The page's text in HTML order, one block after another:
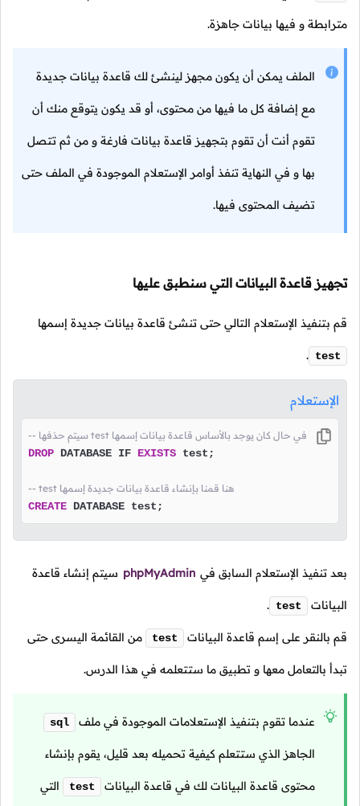
مترابطة و فيها بيانات جاهزة.
الملف يمكن أن يكون مجهز لينشئ لك قاعدة بيانات جديدة
مع إضافة كل ما فيها من محتوى، أو قد يكون يتوقع منك أن
تقوم أنت أن تقوم بتجهيز قاعدة بيانات فارغة و من ثم تتصل
بها و في النهاية تنفذ أوامر الإستعلام الموجودة في الملف حتى
تضيف المحتوى فيها.
تجهيز قاعدة البيانات التي سنطبق عليها
قم بتنفيذ الإستعلام التالي حتى تنشئ قاعدة بيانات جديدة إسمها
test
.
الإستعلام
-- سيتم حذفها test في حال كان يوجد بالأساس قاعدة بيانات إسمها
DROP DATABASE IF EXISTS test;
-- test هنا قمنا بإنشاء قاعدة بيانات جديدة إسمها
CREATE DATABASE test;
بعد تنفيذ الإستعلام السابق في phpMyAdmin سيتم إنشاء قاعدة
البيانات test
.
قم بالنقر على إسم قاعدة البيانات test من القائمة اليسرى حتى
تبدأ بالتعامل معها و تطبيق ما ستتعلمه في هذا الدرس.
عندما تقوم بتنفيذ الإستعلامات الموجودة في ملف sql
الجاهز الذي ستتعلم كيفية تحميله بعد قليل، يقوم بإنشاء
محتوى قاعدة البيانات لك في قاعدة البيانات test التي